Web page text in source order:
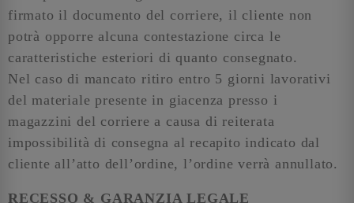
firmato il documento del corriere, il cliente non
potrà opporre alcuna contestazione circa le
caratteristiche esteriori di quanto consegnato.
Nel caso di mancato ritiro entro 5 giorni lavorativi
del materiale presente in giacenza presso i
magazzini del corriere a causa di reiterata
impossibilità di consegna al recapito indicato dal
cliente all’atto dell’ordine, l’ordine verrà annullato.
RECESSO & GARANZIA LEGALE